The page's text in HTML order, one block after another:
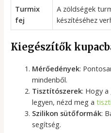
Turmix
fej
A zöldségek
készítéséhez
Kiegészítők
Mérőedények:
mindenből.
Tisztítószerek: Hogy
legyen, nézd meg a
Szilikon sütőformák:
segítség.